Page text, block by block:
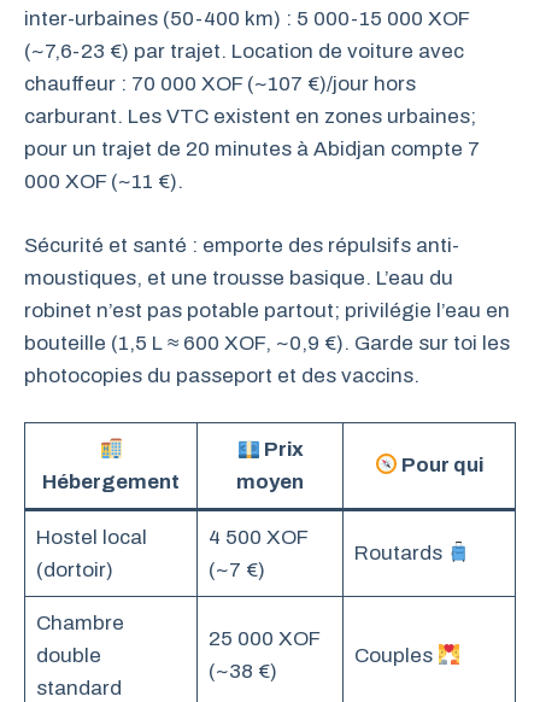
inter-urbaines (50-400 km) : 5 000-15 000 XOF
(~7,6-23 €) par trajet. Location de voiture avec
chauffeur : 70 000 XOF (~107 €)/jour hors
carburant. Les VTC existent en zones urbaines;
pour un trajet de 20 minutes à Abidjan compte 7
000 XOF (~11 €).
Sécurité et santé : emporte des répulsifs anti-
moustiques, et une trousse basique. L’eau du
robinet n’est pas potable partout; privilégie l’eau en
bouteille (1,5 L ≈ 600 XOF, ~0,9 €). Garde sur toi les
photocopies du passeport et des vaccins.
Hébergement
Prix
moyen
Pour qui
Hostel local
(dortoir)
4 500 XOF
(~7 €)
Routards
Chambre
double
standard
25 000 XOF
(~38 €)
Couples